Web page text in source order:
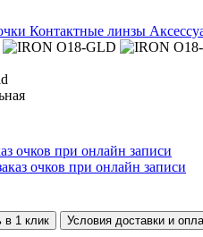
Контактные линзы
очков при онлайн записи
в 1 клик Условия доставки и